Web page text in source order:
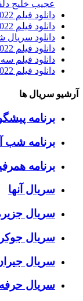
عجیب خلیج
دانلود فیلم Seoul Vibe 2022 حال و هوای سئول
دانلود فیلم Alienoid 2022 بیگانه
دانلود
دانلود فیلم I Came By 2022 آمدم
دانلود فیلم
دانلود فیلم Fourth of July 2022 چهارم جولای
آرشیو سریال ها
برنامه
برنامه شب
برنامه
سریال آنها
سریال
سریال جوکر
سریال
سریال